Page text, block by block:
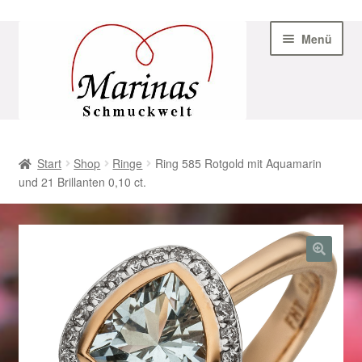
Navigation
Menü
AGB
Beispiel-Seite
Datenschutz
Geschenke zu Ostern 2023
Geschenke zu Ostern 2024
Start Shop Ringe
Ring 585 Rotgold mit Aquamarin
und 21 Brillanten 0,10 ct.